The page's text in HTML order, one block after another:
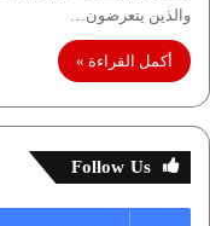
والذين يتعرضون…
أكمل القراءة »
Follow Us